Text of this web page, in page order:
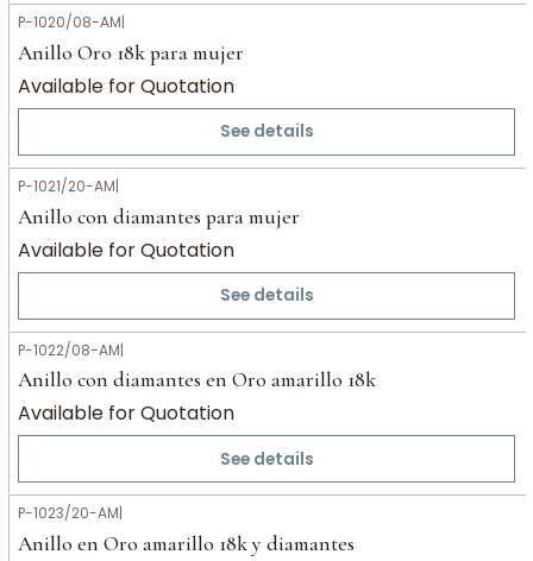
P-1020/08-AM|
Anillo Oro 18k para mujer
Available for Quotation
See details
P-1021/20-AM|
Anillo con diamantes para mujer
Available for Quotation
See details
P-1022/08-AM|
Anillo con diamantes en Oro amarillo 18k
Available for Quotation
See details
P-1023/20-AM|
Anillo en Oro amarillo 18k y diamantes